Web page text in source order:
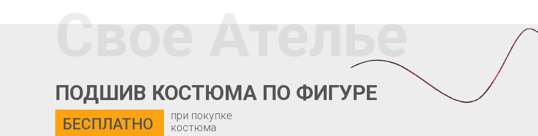
Свое Ателье
ПОДШИВ КОСТЮМА ПО ФИГУРЕ
БЕСПЛАТНО
при покупке
костюма